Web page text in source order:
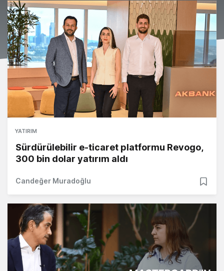
YATIRIM
Sürdürülebilir e-ticaret platformu Revogo,
300 bin dolar yatırım aldı
Candeğer Muradoğlu